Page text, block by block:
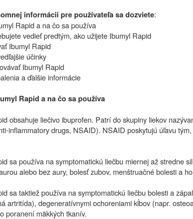
informácii pre používateľa sa dozviete:
Rapid a na čo sa používa
vedieť predtým, ako užijete Ibumyl Rapid
Ibumyl Rapid
účinky
Ibumyl Rapid
a ďalšie informácie
Rapid a na čo sa používa
obsahuje liečivo ibuprofen. Patrí do skupiny liekov
inflammatory drugs, NSAID). NSAID poskytujú úľavu
sa používa na symptomatickú liečbu miernej až stredne
alebo bez aury, bolesť zubov, menštruačné bolesti a
sa taktiež používa na symptomatickú liečbu bolesti a
artritída), degeneratívnymi ochoreniami kĺbov (napr.
poranení mäkkých tkanív.